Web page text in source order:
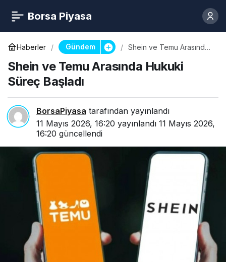
Borsa Piyasa
Haberler Gündem
Shein ve Temu Arasında
Shein ve Temu Arasında Hukuki
Süreç Başladı
BorsaPiyasa tarafından yayınlandı
11 Mayıs 2026, 16:20 yayınlandı 11 Mayıs 2026,
16:20 güncellendi